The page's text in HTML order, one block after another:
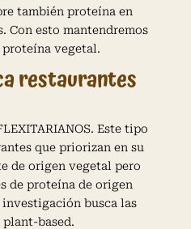
también proteína en
Con esto mantendremos
vegetal.
restaurantes
Este tipo
que priorizan en su
de origen vegetal pero
de proteína de origen
busca las
plant-based.